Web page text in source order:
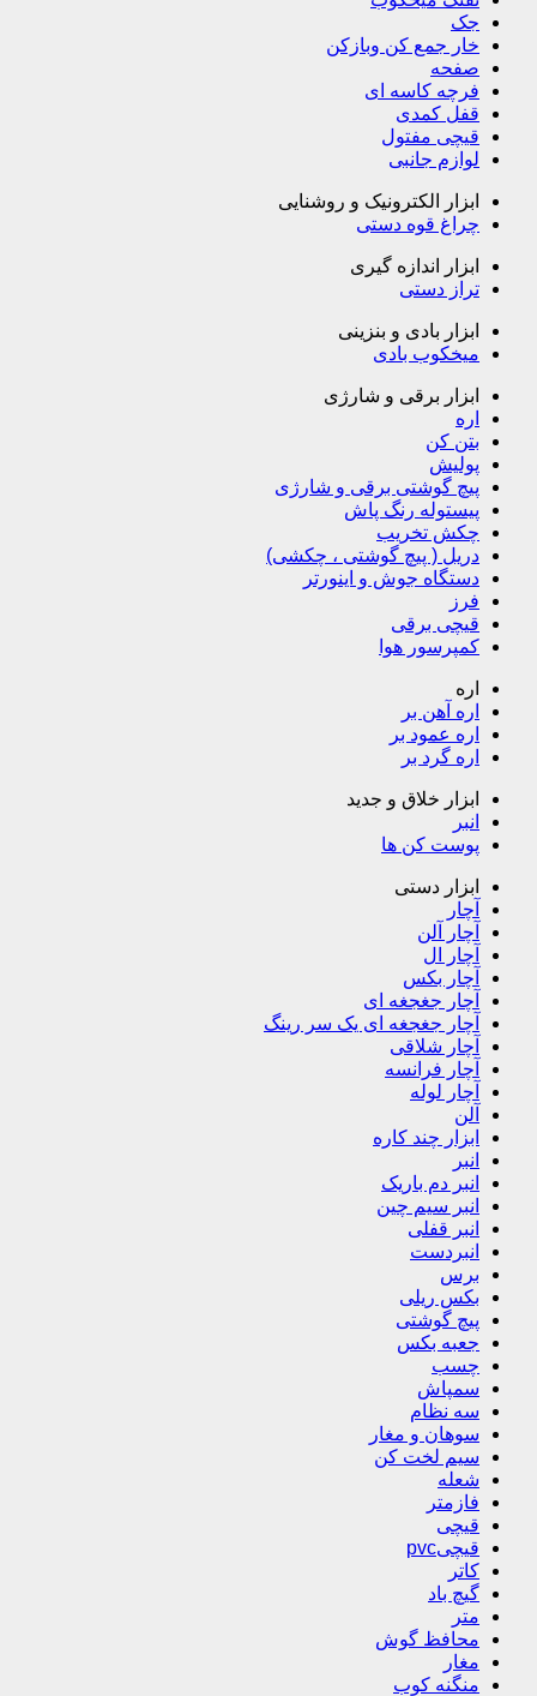
جک
خار جمع کن وبازکن
صفحه
فرچه کاسه ای
قفل کمدی
قیچی مفتول
لوازم جانبی
ابزار الکترونیک و روشنایی
چراغ قوه دستی
ابزار اندازه گیری
تراز دستی
ابزار بادی و بنزینی
میخکوب بادی
ابزار برقی و شارژی
اره
بتن کن
پولیش
پیچ گوشتی برقی و شارژی
پیستوله رنگ پاش
چکش تخریب
دریل ( پیچ گوشتی ، چکشی)
دستگاه جوش و اینورتر
فرز
قیچی برقی
کمپرسور هوا
اره
اره آهن بر
اره عمود بر
اره گرد بر
ابزار خلاق و جدید
انبر
پوست کن ها
ابزار دستی
آچار
آچار آلن
آچار ال
آچار بکس
آچار جغجغه ای
آچار جغجغه ای یک سر رینگ
آچار شلاقی
آچار فرانسه
آچار لوله
آلن
ابزار چند کاره
انبر
انبر دم باریک
انبر سیم چین
انبر قفلی
انبردست
برس
بکس ریلی
پیچ گوشتی
جعبه بکس
چسب
سمپاش
سه نظام
سوهان و مغار
سیم لخت کن
شعله
فازمتر
قیچی
قیچیpvc
کاتر
گیچ باد
متر
محافظ گوش
مغار
منگنه کوب